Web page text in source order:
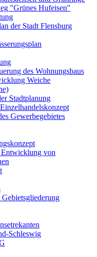
"Grünes Hufeisen"
der Stadt Flensburg
des Wohnungsbaus
Weiche
Stadtplanung
Gewerbegebietes
von
Schleswig